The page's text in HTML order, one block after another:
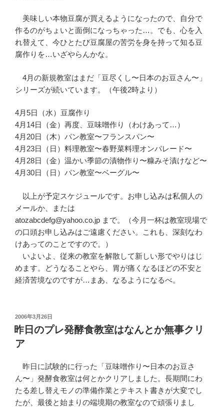
美味しい本物豆腐が買えるようになったので、自分で
作るのがちょいと面倒になっちゃった…。でも、心を入
れ替えて、今ひとたび豆腐屋の苦労を身を持って知る豆
腐作りを…いざやらんかな。
4月の新規教室はまだ「豆尽くし〜日本のお豆さん〜」
シリーズが続いています。（午後2時より）
4月5日（水）豆腐作り
4月14日（金）再度、豆味噌作り（わけあって…）
4月20日（木）パン教室〜フランスパン〜
4月23日（日）料理教室〜春野菜料理オンパレード〜
4月28日（金）温かい季節の漬物作り〜糠みそ漬けなど〜
4月30日（日）パン教室〜ベーグル〜
以上が予定スケジュールです。お申し込みは私個人の
メールか、または
atozabcdefg@yahoo.co.jp まで。（今月一杯は教室現場で
の口頭お申し込みはご遠慮ください。これも、深刻なわ
けあってのことですので。）
いよいよ、従来の教室を解散して新しい形でやりはじ
めます。どうなることやら、胃が痛くなるほどの不安と
経済苦境なのですが…まあ、なるようになるべ。
投
稿
日:
2006年3月26日
昨日のプレ発酵食教室はなんとか無事クリ
ア
昨日に試験的に行った「豆味噌作り〜日本のお豆さ
ん〜」発酵食教室は何とかクリアしました。長期間にわ
たる差し替えモノの準備作業とテキスト書きが大変でし
たが、最後と始まりの端境期の教室なので頑張りまし